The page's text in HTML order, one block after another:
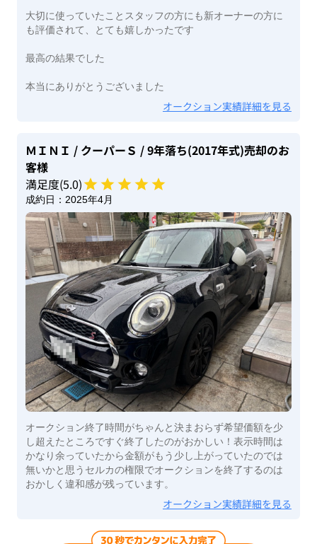
大切に使っていたことスタッフの方にも新オーナーの方に
も評価されて、とても嬉しかったです
最高の結果でした
本当にありがとうございました
オークション実績詳細を見る
ＭＩＮＩ / クーパーＳ / 9年落ち(2017年式)売却のお
客様
満足度(5.0)
成約日： 2025年4月
オークション終了時間がちゃんと決まおらず希望価額を少
し超えたところですぐ終了したのがおかしい！表示時間は
かなり余っていたから金額がもう少し上がっていたのでは
無いかと思うセルカの権限でオークションを終了するのは
おかしく違和感が残っています。
オークション実績詳細を見る